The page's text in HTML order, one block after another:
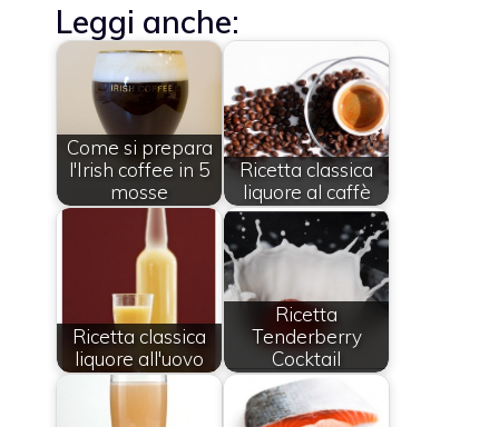
Leggi anche:
Come si prepara
l'Irish coffee in 5
mosse
Ricetta classica
liquore al caffè
Ricetta classica
liquore all'uovo
Ricetta
Tenderberry
Cocktail